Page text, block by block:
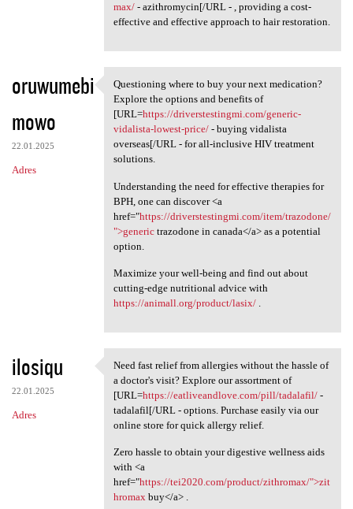
max/- azithromycin[/URL - , providing a cost-
effective and effective approach to hair restoration.
oruwumebi
mowo
22.01.2025
Adres
Questioning where to buy your
Questioning where to buy your next medication?
Explore the options and benefits of
[URL=https://driverstestingmi.com/generic-
vidalista-lowest-price/- buying vidalista
overseas[/URL - for all-inclusive HIV treatment
solutions.
Understanding the need for effective therapies for
BPH, one can discover <a
href="https://driverstestingmi.com/item/trazodone/
">generictrazodone in canada</a> as a potential
option.
Maximize your well-being and find out about
cutting-edge nutritional advice with
https://animall.org/product/lasix/.
ilosiqu
22.01.2025
Adres
Need fast relief from
Need fast relief from allergies without the hassle of
a doctor's visit? Explore our assortment of
[URL=https://eatliveandlove.com/pill/tadalafil/-
tadalafil[/URL - options. Purchase easily via our
online store for quick allergy relief.
Zero hassle to obtain your digestive wellness aids
with <a
href="https://tei2020.com/product/zithromax/">zit
hromaxbuy</a> .